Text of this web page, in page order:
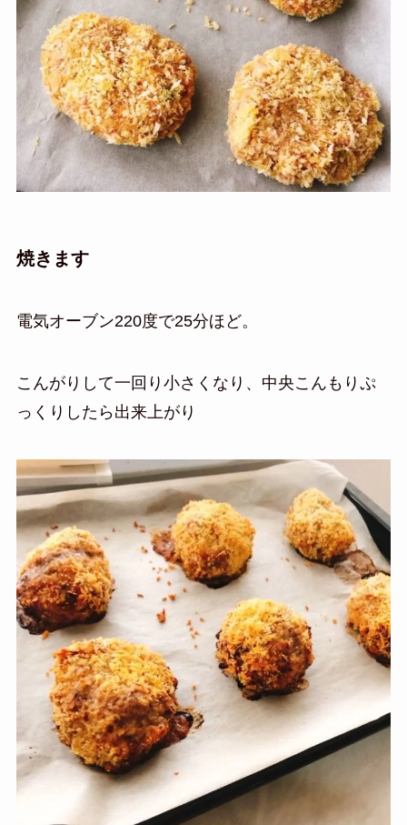
焼きます
電気オーブン220度で25分ほど。
こんがりして一回り小さくなり、中央こんもりぷ
っくりしたら出来上がり